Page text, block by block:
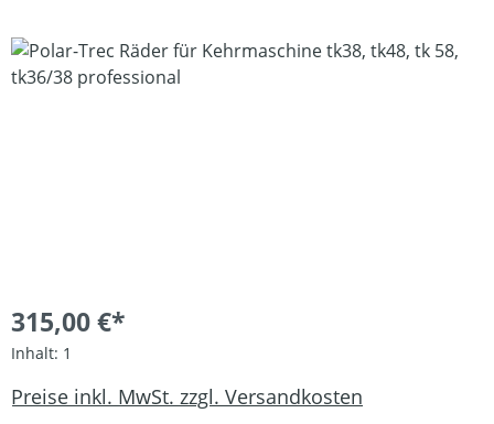
Bildergalerie überspringen
315,00 €*
Inhalt: 1
Preise inkl. MwSt. zzgl. Versandkosten